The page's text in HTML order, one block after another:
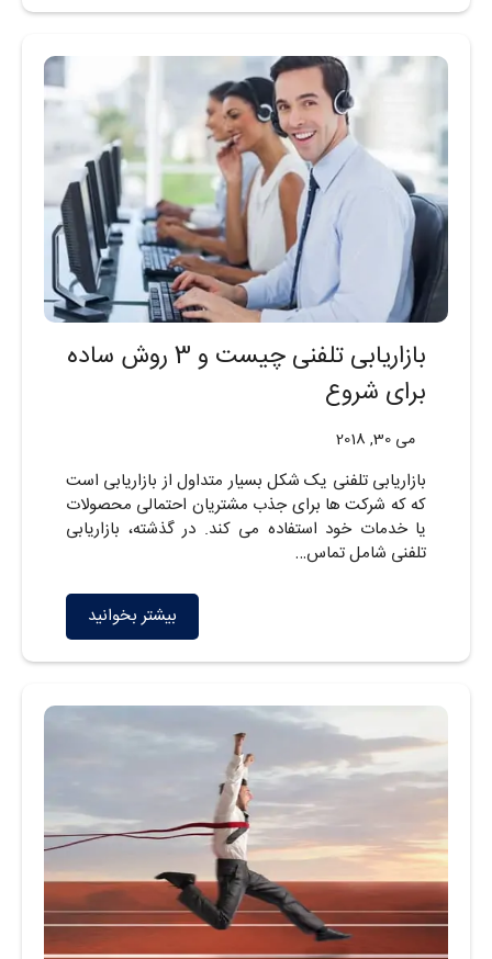
بازاریابی تلفنی چیست و 3 روش ساده
برای شروع
بازاریابی تلفنی یک شکل بسیار متداول از بازاریابی است
که که شرکت ها برای جذب مشتریان احتمالی محصولات
یا خدمات خود استفاده می کند. در گذشته، بازاریابی
تلفنی شامل تماس…
بیشتر بخوانید